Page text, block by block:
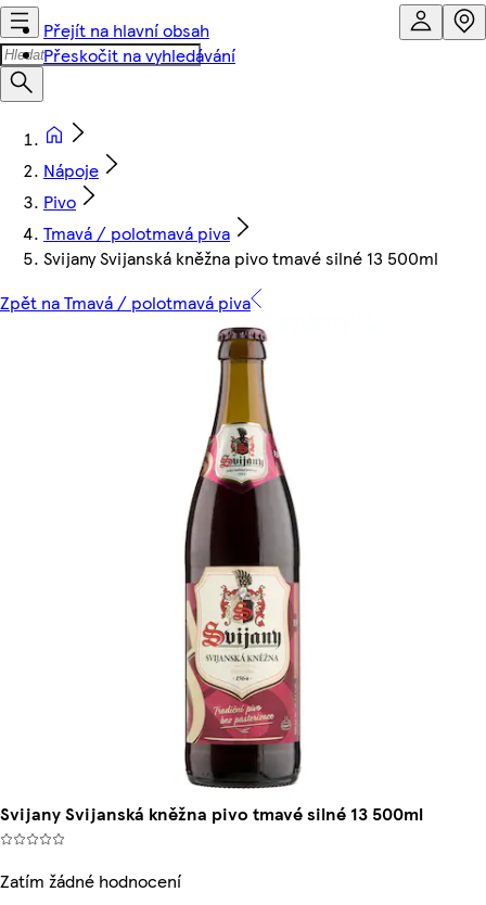
Přejít na hlavní obsah
Přeskočit na vyhledávání
Nápoje
Pivo
Tmavá / polotmavá piva
Svijany Svijanská kněžna pivo tmavé silné 13 500ml
Zpět na Tmavá / polotmavá piva
Svijany Svijanská kněžna pivo tmavé silné 13 500ml
Zatím žádné hodnocení